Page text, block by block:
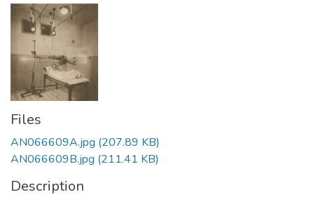
Files
AN066609A.jpg (207.89 KB)
AN066609B.jpg (211.41 KB)
Description